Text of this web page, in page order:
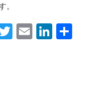
。
Twitter
EmailLinkedIn